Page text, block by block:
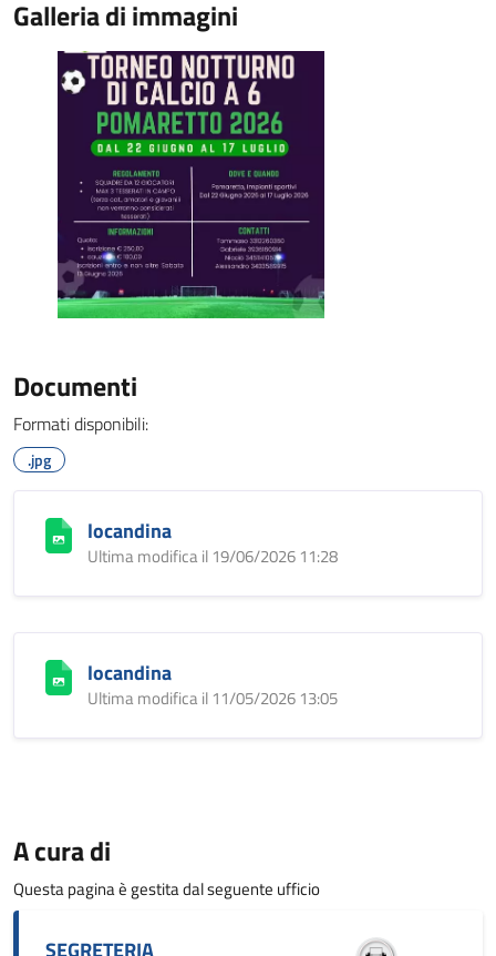
Galleria di immagini
Documenti
Formati disponibili:
.jpg
locandina
Ultima modifica il 19/06/2026 11:28
locandina
Ultima modifica il 11/05/2026 13:05
A cura di
Questa pagina è gestita dal seguente ufficio
SEGRETERIA